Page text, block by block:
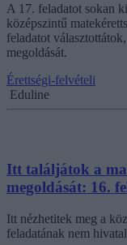
A 17. feladatot sokan
középszintű
feladatot
megoldását.
Érettségi-felvételi
Eduline
Itt találjátok a
megoldását: 16.
Itt nézhetitek meg a
feladatának nem